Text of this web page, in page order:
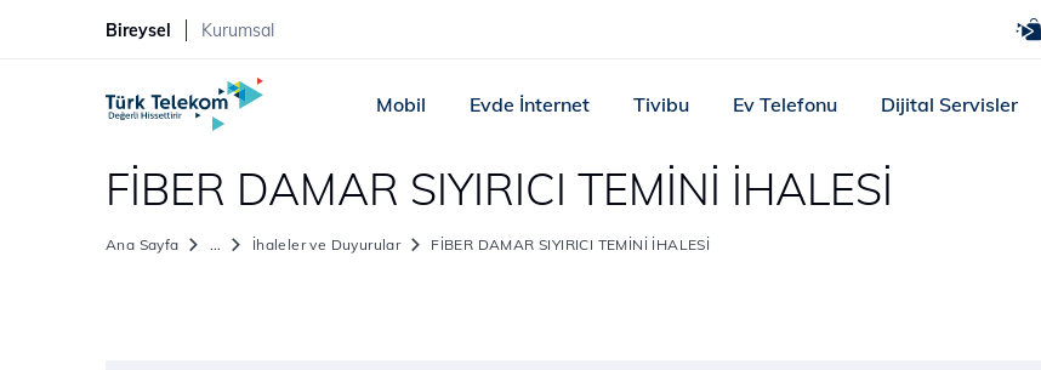
Bireysel Kurumsal
Mobil Evde İnternet Tivibu Ev Telefonu Dijital Servisler
FİBER DAMAR SIYIRICI TEMİNİ İHALESİ
Ana Sayfa ... İhaleler ve Duyurular FİBER DAMAR SIYIRICI TEMİNİ İHALESİ